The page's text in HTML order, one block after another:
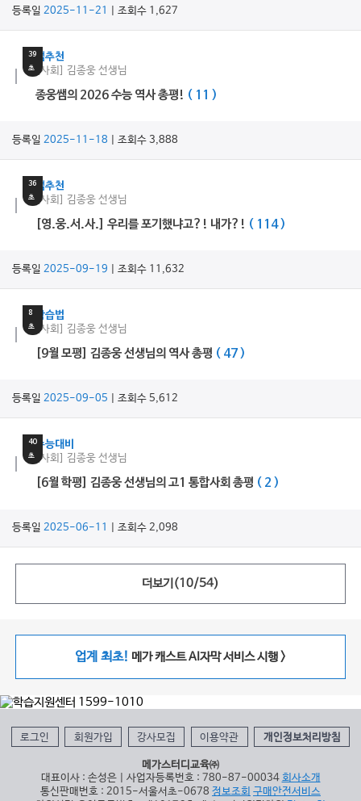
등록일 2025-11-21 | 조회수 1,627
39
초
쌤추천
[사회] 김종웅 선생님
종웅쌤의 2026 수능 역사 총평! ( 11 )
등록일 2025-11-18 | 조회수 3,888
36
초
쌤추천
[사회] 김종웅 선생님
[영.웅.서.사.] 우리를 포기했냐고?! 내가?! ( 114 )
등록일 2025-09-19 | 조회수 11,632
8
초
학습법
[사회] 김종웅 선생님
[9월 모평] 김종웅 선생님의 역사 총평 ( 47 )
등록일 2025-09-05 | 조회수 5,612
40
초
수능대비
[사회] 김종웅 선생님
[6월 학평] 김종웅 선생님의 고1 통합사회 총평 ( 2 )
등록일 2025-06-11 | 조회수 2,098
더보기(10/54)
업계 최초! 메가 캐스트 AI자막 서비스 시행 >
로그인 회원가입 강사모집 이용약관 개인정보처리방침
메가스터디교육㈜
대표이사 : 손성은 | 사업자등록번호 : 780-87-00034 회사소개
통신판매번호 : 2015-서울서초-0678 정보조회 구매안전서비스